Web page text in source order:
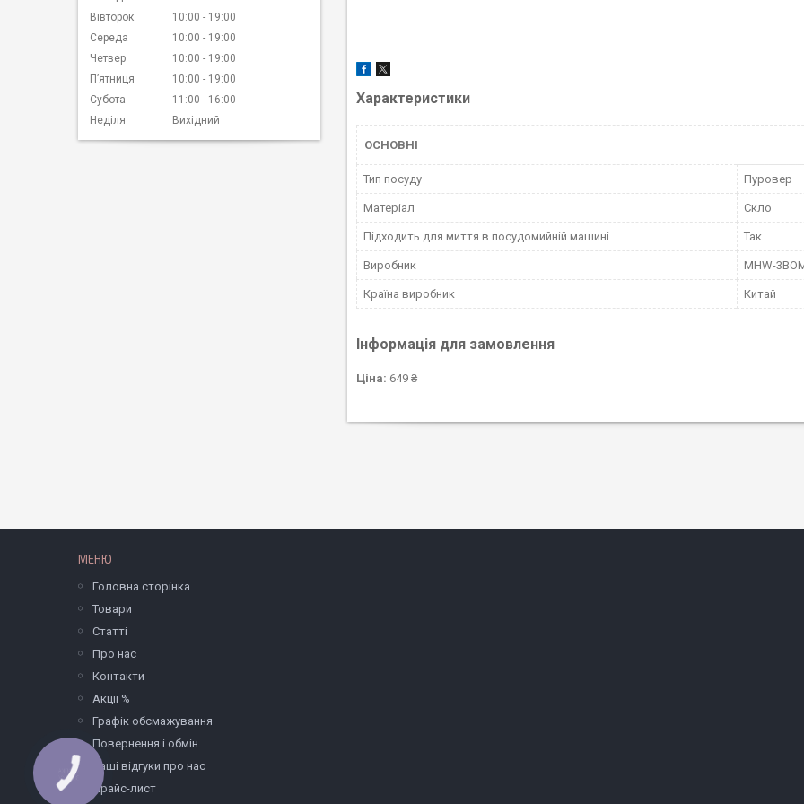
Характеристики
ОСНОВНІ
Тип посуду Пуровер
Матеріал Скло
Підходить для миття в посудомийній машині Так
Виробник MHW-
Країна виробник Китай
Інформація для замовлення
Ціна: 649 ₴
Вівторок
10:00
19:00
Середа
10:00
19:00
Четвер
10:00
19:00
Пʼятниця
10:00
19:00
Субота
11:00
16:00
Неділя
Вихідний
МЕНЮ
Головна сторінка
Товари
Статті
Про нас
Контакти
Акції %
Графік обсмажування
Повернення і обмін
Ваші відгуки про нас
Прайс-лист